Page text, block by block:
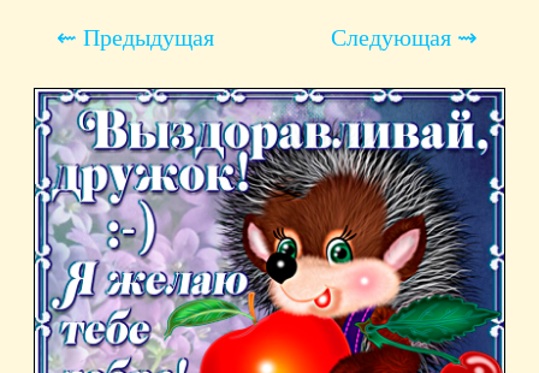
⇜ Предыдущая Следующая ⇝